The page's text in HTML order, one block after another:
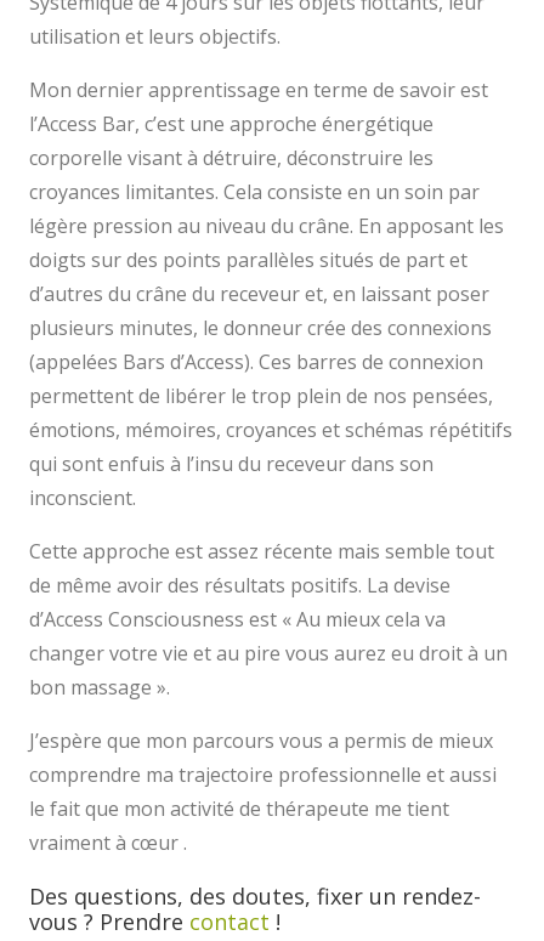
utilisation et leurs objectifs.
Mon dernier apprentissage en terme de savoir est
l’Access Bar, c’est une approche énergétique
corporelle visant à détruire, déconstruire les
croyances limitantes. Cela consiste en un soin par
légère pression au niveau du crâne. En apposant les
doigts sur des points parallèles situés de part et
d’autres du crâne du receveur et, en laissant poser
plusieurs minutes, le donneur crée des connexions
(appelées Bars d’Access). Ces barres de connexion
permettent de libérer le trop plein de nos pensées,
émotions, mémoires, croyances et schémas répétitifs
qui sont enfuis à l’insu du receveur dans son
inconscient.
Cette approche est assez récente mais semble tout
de même avoir des résultats positifs. La devise
d’Access Consciousness est « Au mieux cela va
changer votre vie et au pire vous aurez eu droit à un
bon massage ».
J’espère que mon parcours vous a permis de mieux
comprendre ma trajectoire professionnelle et aussi
le fait que mon activité de thérapeute me tient
vraiment à cœur .
Des questions, des doutes, fixer un rendez-
vous ? Prendre contact !